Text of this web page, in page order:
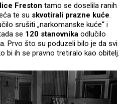
Freston tamo se doselila ranih
te su skvotirali prazne kuće.
srušiti „narkomanske kuće“ i
se 120 stanovnika odlučilo
Prvo što su poduzeli bilo je da svi
bi ih se pravno tretiralo kao obitelj.